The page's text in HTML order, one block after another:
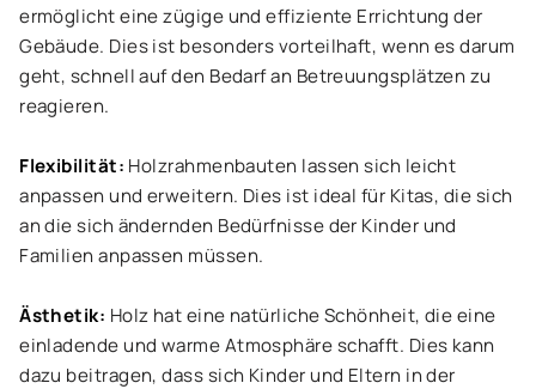
ermöglicht eine zügige und effiziente Errichtung der
Gebäude. Dies ist besonders vorteilhaft, wenn es darum
geht, schnell auf den Bedarf an Betreuungsplätzen zu
reagieren.
Flexibilität: Holzrahmenbauten lassen sich leicht
anpassen und erweitern. Dies ist ideal für Kitas, die sich
an die sich ändernden Bedürfnisse der Kinder und
Familien anpassen müssen.
Ästhetik: Holz hat eine natürliche Schönheit, die eine
einladende und warme Atmosphäre schafft. Dies kann
dazu beitragen, dass sich Kinder und Eltern in der